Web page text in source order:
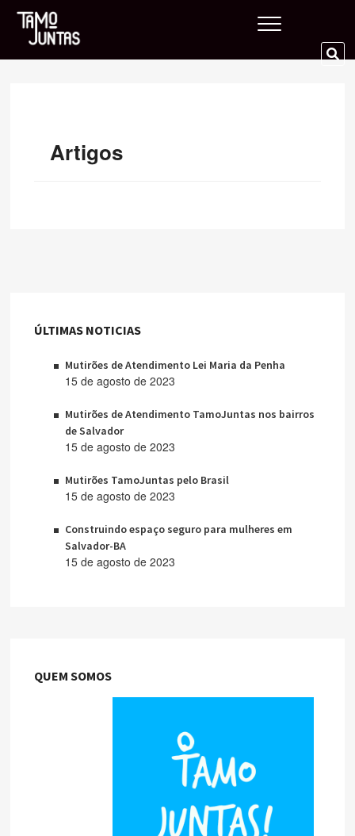
Skip
content
Artigos
ÚLTIMAS NOTICIAS
Mutirões de Atendimento Lei Maria da Penha
15 de agosto de 2023
Mutirões de Atendimento TamoJuntas nos bairros
de Salvador
15 de agosto de 2023
Mutirões TamoJuntas pelo Brasil
15 de agosto de 2023
Construindo espaço seguro para mulheres em
Salvador-BA
15 de agosto de 2023
QUEM SOMOS